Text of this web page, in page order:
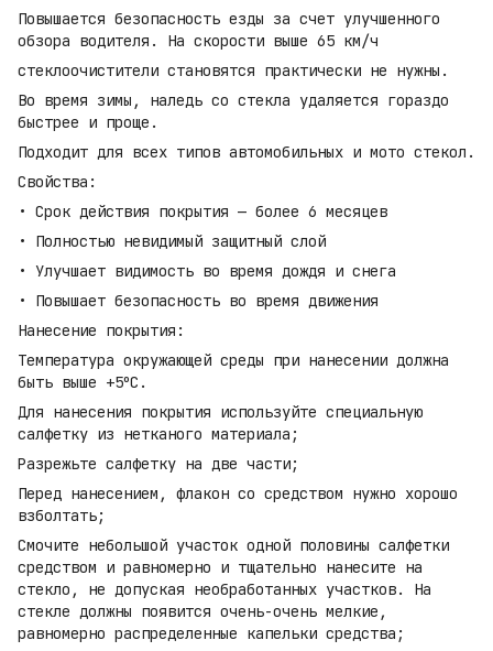
Повышается безопасность езды за счет улучшенного
обзора водителя. На скорости выше 65 км/ч
стеклоочистители становятся практически не нужны.
Во время зимы, наледь со стекла удаляется гораздо
быстрее и проще.
Подходит для всех типов автомобильных и мото стекол.
Свойства:
• Срок действия покрытия — более 6 месяцев
• Полностью невидимый защитный слой
• Улучшает видимость во время дождя и снега
• Повышает безопасность во время движения
Нанесение покрытия:
Температура окружающей среды при нанесении должна
быть выше +5⁰C.
Для нанесения покрытия используйте специальную
салфетку из нетканого материала;
Разрежьте салфетку на две части;
Перед нанесением, флакон со средством нужно хорошо
взболтать;
Смочите небольшой участок одной половины салфетки
средством и равномерно и тщательно нанесите на
стекло, не допуская необработанных участков. На
стекле должны появится очень-очень мелкие,
равномерно распределенные капельки средства;